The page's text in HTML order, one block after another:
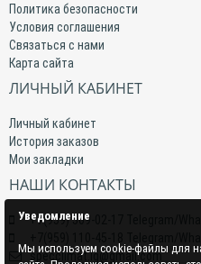
Политика безопасности
Условия соглашения
Связаться с нами
Карта сайта
ЛИЧНЫЙ КАБИНЕТ
Личный кабинет
История заказов
Мои закладки
НАШИ КОНТАКТЫ
+7(959) 509-02-17 Telegram/
specclimat.lg@gmail.com
Уведомление
Мы используем cookie-файлы для